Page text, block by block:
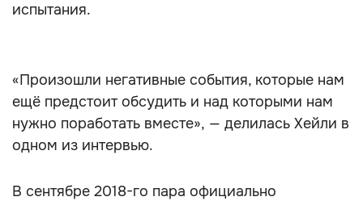
испытания.
«Произошли негативные события, которые нам
ещё предстоит обсудить и над которыми нам
нужно поработать вместе», — делилась Хейли в
одном из интервью.
В сентябре 2018-го пара официально